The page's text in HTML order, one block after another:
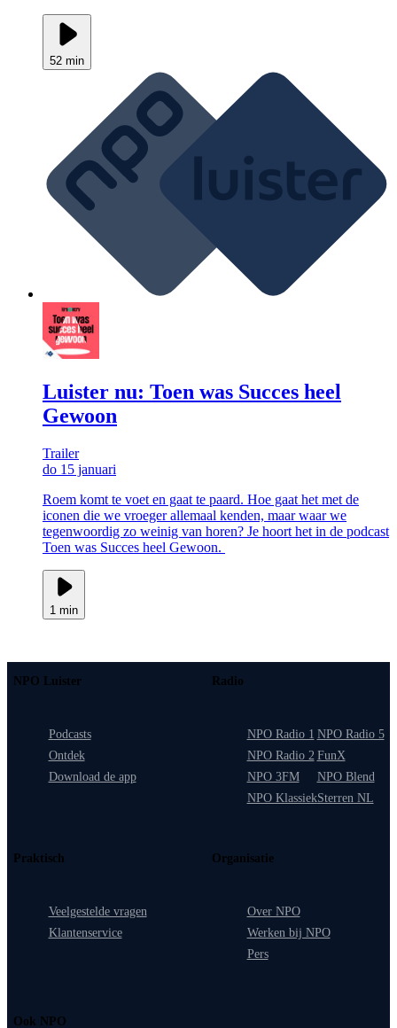
52 min
Luister nu: Toen was Succes heel
Gewoon
Trailer
do 15 januari
Roem komt te voet en gaat te paard. Hoe gaat het met de
iconen die we vroeger allemaal kenden, maar waar we
tegenwoordig zo weinig van horen? Je hoort het in de podcast
Toen was Succes heel Gewoon.
1 min
NPO Luister
Podcasts
Ontdek
Download de app
Radio
NPO Radio 1
NPO Radio 2
NPO 3FM
NPO Klassiek
NPO Radio 5
FunX
NPO Blend
Sterren NL
Praktisch
Veelgestelde vragen
Klantenservice
Organisatie
Over NPO
Werken bij NPO
Pers
Ook NPO